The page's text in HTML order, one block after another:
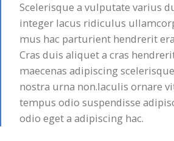
Scelerisque a vulputate varius
integer lacus ridiculus
mus hac parturient hendrerit
Cras duis aliquet a cras
maecenas adipiscing
nostra urna non.Iaculis ornare
tempus odio suspendisse
odio eget a adipiscing hac.